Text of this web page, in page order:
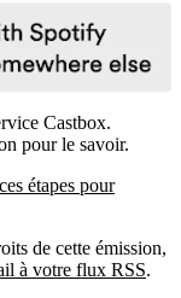
Castbox.
pour le savoir.
étapes pour
de cette émission,
à votre flux RSS.